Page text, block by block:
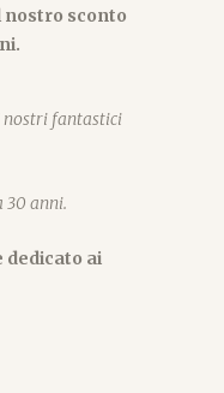
nostro sconto
nostri fantastici
30 anni.
dedicato ai